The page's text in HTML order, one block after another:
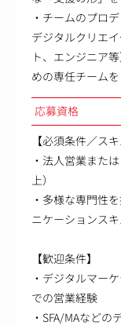
・チームのプロ
デジタルクリエ
ト、エンジニア
めの専任チームを
応募資格
【必須条件／スキ
・法人営業また
上）
・多様な専門性
ニケーションス
【歓迎条件】
・デジタルマー
での営業経験
・SFA/MAなど